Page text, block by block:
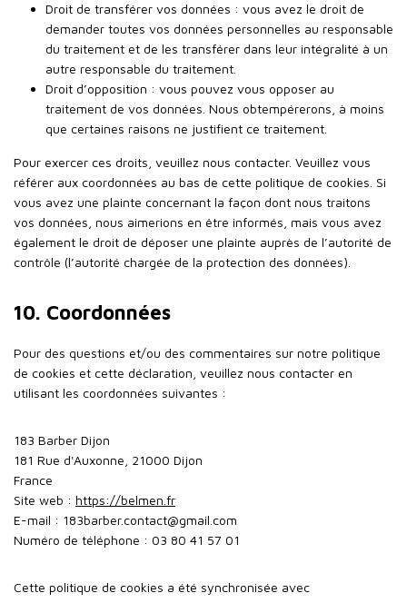
Droit de transférer vos données : vous avez le droit de
demander toutes vos données personnelles au responsable
du traitement et de les transférer dans leur intégralité à un
autre responsable du traitement.
Droit d’opposition : vous pouvez vous opposer au
traitement de vos données. Nous obtempérerons, à moins
que certaines raisons ne justifient ce traitement.
Pour exercer ces droits, veuillez nous contacter. Veuillez vous
référer aux coordonnées au bas de cette politique de cookies. Si
vous avez une plainte concernant la façon dont nous traitons
vos données, nous aimerions en être informés, mais vous avez
également le droit de déposer une plainte auprès de l’autorité de
contrôle (l’autorité chargée de la protection des données).
10. Coordonnées
Pour des questions et/ou des commentaires sur notre politique
de cookies et cette déclaration, veuillez nous contacter en
utilisant les coordonnées suivantes :
183 Barber Dijon
181 Rue d'Auxonne, 21000 Dijon
France
Site web : https://belmen.fr
E-mail : 183barber.contact@gmail.com
Numéro de téléphone : 03 80 41 57 01
Cette politique de cookies a été synchronisée avec